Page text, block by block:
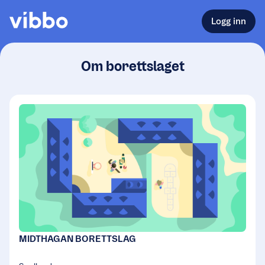
Logg inn
Om borettslaget
MIDTHAGAN BORETTSLAG